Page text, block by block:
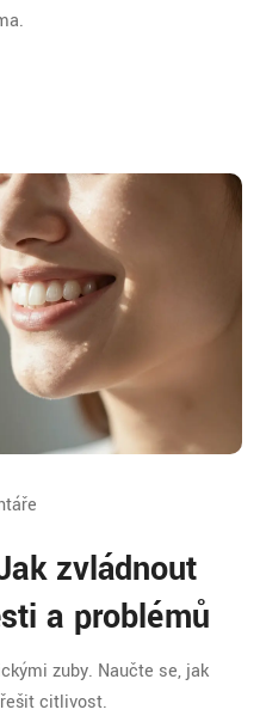
zvládnout
a problémů
zuby. Naučte se, jak
citlivost.